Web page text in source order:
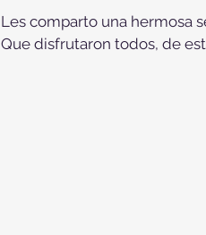
Les comparto una hermosa
Que disfrutaron todos, de